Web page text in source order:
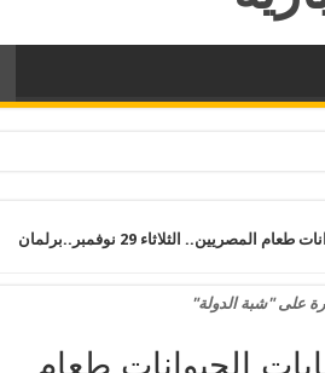
السيسي يهلك الحرث والنسل نفايات الحيوانات طعام المصريين.. الثلاثاء 29 نوفمبر..برلمان
على "شبة الدولة"
الحيوانات طعام